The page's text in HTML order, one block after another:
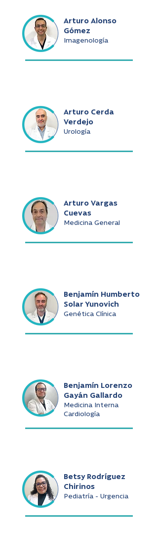
Arturo Alonso
Gómez
Imagenología
Arturo Cerda
Verdejo
Urología
Arturo Vargas
Cuevas
Medicina General
Benjamín Humberto
Solar Yunovich
Genética Clínica
Benjamín Lorenzo
Gayán Gallardo
Medicina Interna
Cardiología
Betsy Rodríguez
Chirinos
Pediatría - Urgencia